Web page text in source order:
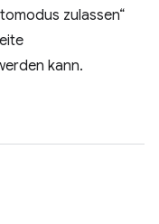
zulassen“
kann.